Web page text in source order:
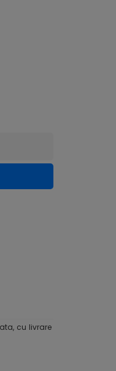
cu livrare